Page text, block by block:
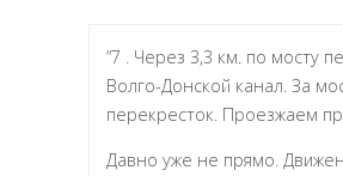
“7 . Через 3,3 км. по мосту
Волго-Донской канал. За
перекресток. Проезжаем
Давно уже не прямо.